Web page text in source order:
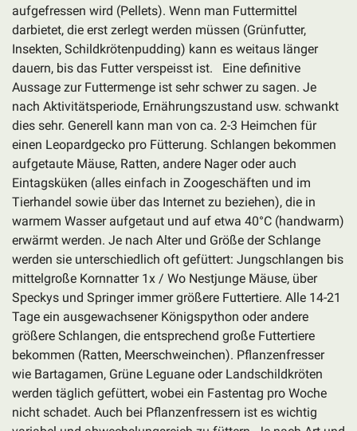
aufgefressen wird (Pellets). Wenn man Futtermittel
darbietet, die erst zerlegt werden müssen (Grünfutter,
Insekten, Schildkrötenpudding) kann es weitaus länger
dauern, bis das Futter verspeisst ist. Eine definitive
Aussage zur Futtermenge ist sehr schwer zu sagen. Je
nach Aktivitätsperiode, Ernährungszustand usw. schwankt
dies sehr. Generell kann man von ca. 2-3 Heimchen für
einen Leopardgecko pro Fütterung. Schlangen bekommen
aufgetaute Mäuse, Ratten, andere Nager oder auch
Eintagsküken (alles einfach in Zoogeschäften und im
Tierhandel sowie über das Internet zu beziehen), die in
warmem Wasser aufgetaut und auf etwa 40°C (handwarm)
erwärmt werden. Je nach Alter und Größe der Schlange
werden sie unterschiedlich oft gefüttert: Jungschlangen bis
mittelgroße Kornnatter 1x / Wo Nestjunge Mäuse, über
Speckys und Springer immer größere Futtertiere. Alle 14-21
Tage ein ausgewachsener Königspython oder andere
größere Schlangen, die entsprechend große Futtertiere
bekommen (Ratten, Meerschweinchen). Pflanzenfresser
wie Bartagamen, Grüne Leguane oder Landschildkröten
werden täglich gefüttert, wobei ein Fastentag pro Woche
nicht schadet. Auch bei Pflanzenfressern ist es wichtig